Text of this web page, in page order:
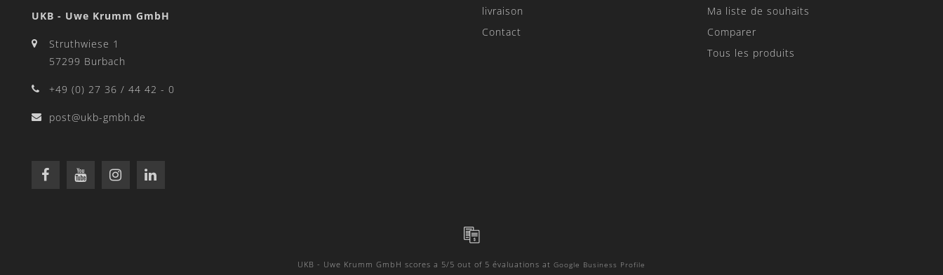
UKB - Uwe Krumm GmbH
Struthwiese 1
57299 Burbach
+49 (0) 27 36 / 44 42 - 0
post@ukb-gmbh.de
livraison
Contact
Ma liste de souhaits
Comparer
Tous les produits
UKB - Uwe Krumm GmbH scores a 5/5 out of 5 évaluations at Google Business Profile